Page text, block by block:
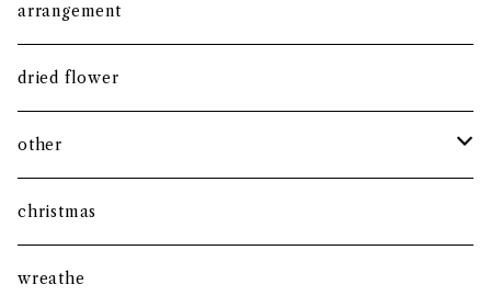
arrangement
dried flower
other
clay
fabric
christmas
wreathe